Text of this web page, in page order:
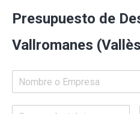
Presupuesto de
Vallromanes